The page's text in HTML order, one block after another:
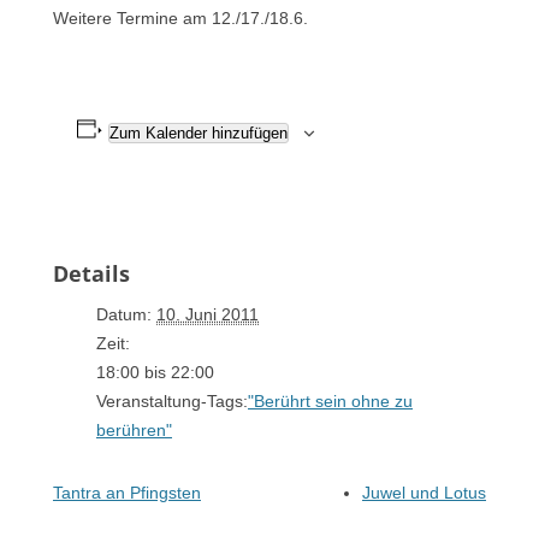
Weitere Termine am 12./17./18.6.
Zum Kalender hinzufügen
Details
Datum: 10. Juni 2011
Zeit:
18:00 bis 22:00
Veranstaltung-Tags:"Berührt sein ohne zu
berühren"
Tantra an Pfingsten Juwel und Lotus